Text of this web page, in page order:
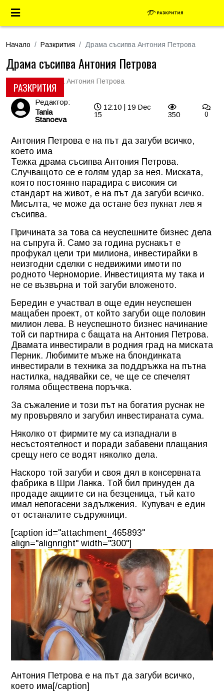
Начало Разкрития Драма съсипва Антония Петрова
РАЗКРИТИЯ
Драма съсипва Антония Петрова
Редактор:
Tania
Stanoeva
12:10 | 19 Dec
15
350 0
Антония Петрова е на път да загуби всичко,
което има
Тежка драма съсипва Антония Петрова.
Случващото се е голям удар за нея. Миската,
която постоянно парадира с високия си
стандарт на живот, е на път да загуби всичко.
Мисълта, че може да остане без пукнат лев я
съсипва.
Причината за това са неуспешните бизнес дела
на съпруга й. Само за година руснакът е
профукал цели три милиона, инвестирайки в
неизгодни сделки с недвижими имоти по
родното Черноморие. Инвестицията му така и
не се възвърна и той загуби вложеното.
Бередин е участвал в още един неуспешен
мащабен проект, от който загуби още половин
милион лева. В неуспешното бизнес начинание
той си партнира с бащата на Антония Петрова.
Двамата инвестирали в родния град на миската
Перник. Любимите мъже на блондинката
инвестирали в техника за поддръжка на пътна
настилка, надявайки се, че ще се спечелят
голяма обществена поръчка.
За съжаление и този път на богатия руснак не
му провървяло и загубил инвестираната сума.
Няколко от фирмите му са изпаднали в
несъстоятелност и поради забавени плащания
срещу него се водят няколко дела.
Наскоро той загуби и своя дял в консервната
фабрика в Шри Ланка. Той бил принуден да
продаде акциите си на безценица, тъй като
имал непогасени задължения. Купувач е един
от останалите съдружници.
[caption id="attachment_465893"
align="alignright" width="300"]
Антония Петрова е на път да загуби всичко,
което има[/caption]